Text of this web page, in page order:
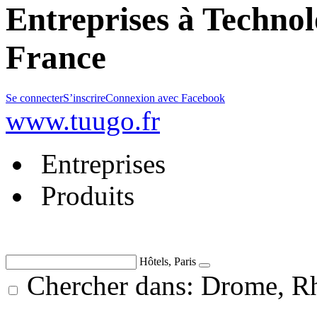
Entreprises à
France
Se connecterS’inscrireConnexion avec Facebook
www.tuugo.fr
Entreprises
Produits
Hôtels, Paris
Chercher dans: Drome,